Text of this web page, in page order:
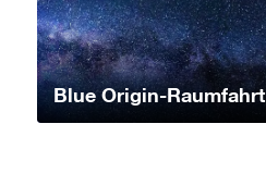
Blue Origin-Raumfahrt